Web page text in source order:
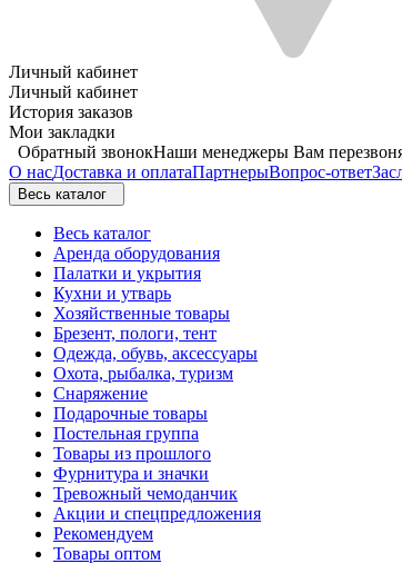
Личный кабинет
Личный кабинет
История заказов
Мои закладки
Обратный звонокНаши менеджеры Вам
О насДоставка и оплатаПартнерыВопрос-ответ
Весь каталог
Весь каталог
Аренда оборудования
Палатки и укрытия
Кухни и утварь
Хозяйственные товары
Брезент, пологи, тент
Одежда, обувь, аксессуары
Охота, рыбалка, туризм
Снаряжение
Подарочные товары
Постельная группа
Товары из прошлого
Фурнитура и значки
Тревожный чемоданчик
Акции и спецпредложения
Рекомендуем
Товары оптом